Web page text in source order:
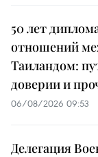
50 лет
отношений
Таиландом:
доверии и
06/08/2026 09:53
Делегация